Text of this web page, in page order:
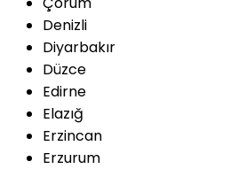
Denizli
Diyarbakır
Düzce
Edirne
Elazığ
Erzincan
Erzurum